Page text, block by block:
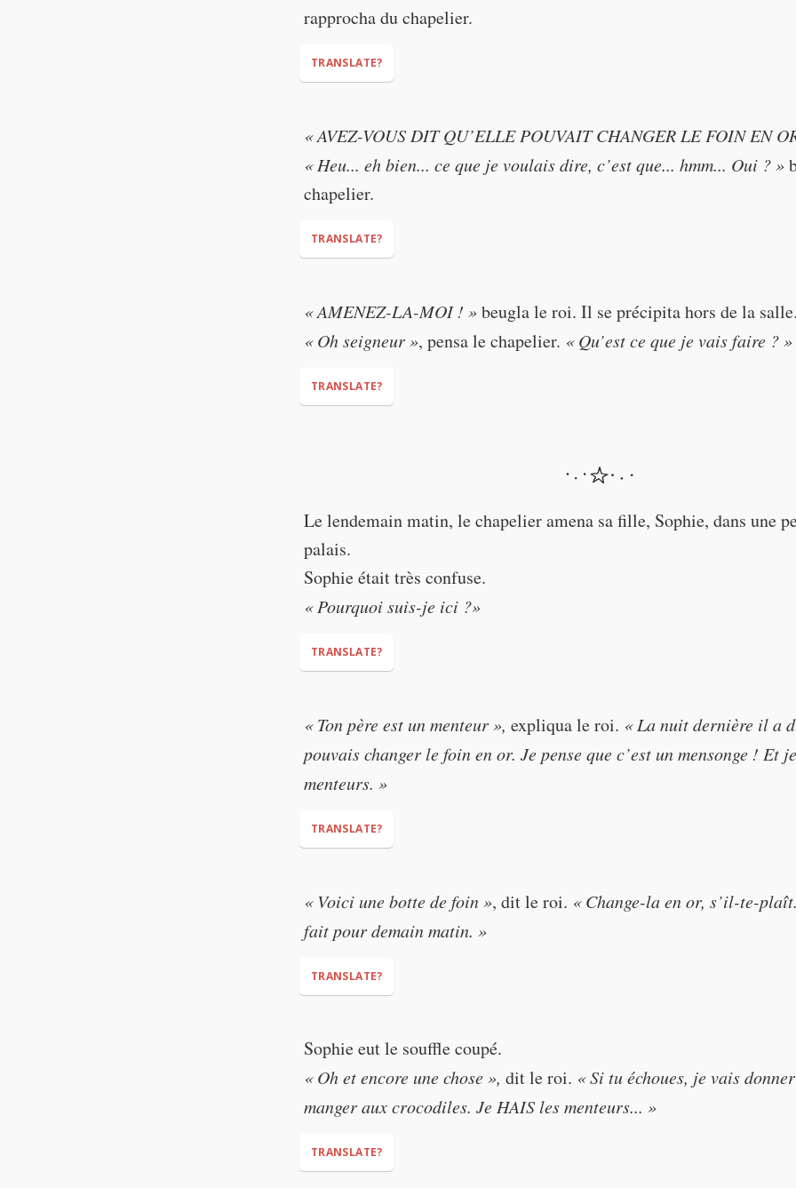
rapprocha du chapelier.
TRANSLATE?
"SHE CAN TURN HAY INTO GOLD?"
(had their breath
« AVEZ-VOUS DIT QU’ELLE POUVAIT CHANGER LE FOIN EN
« Heu... eh bien... ce que je voulais dire, c’est que... hmm... Oui ? »
chapelier.
TRANSLATE?
"Ummm... well... what I meant was that... errr... yes?"
« AMENEZ-LA-MOI ! »beugla le roi. Il se précipita hors de la salle.
« Oh seigneur », pensa le chapelier. « Qu’est ce que je vais faire ? »
TRANSLATE?
"What have I done?"
Le lendemain matin, le chapelier amena sa fille, Sophie, dans une
palais.
Sophie était très confuse.
« Pourquoi suis-je ici ?»
TRANSLATE?
"Why am I here?"
« Ton père est un menteur », expliqua le roi. « La nuit dernière il a
pouvais changer le foin en or. Je pense que c’est un mensonge ! Et
menteurs. »
TRANSLATE?
gold. I think that is a lie! And I HATE liars!"
« Voici une botte de foin », dit le roi. « Change-la en or, s’il-te-
fait pour demain matin. »
TRANSLATE?
tomorrow morning."
Sophie eut le souffle coupé.
« Oh et encore une chose », dit le roi. « Si tu échoues, je vais
manger aux crocodiles. Je HAIS les menteurs... »
TRANSLATE?